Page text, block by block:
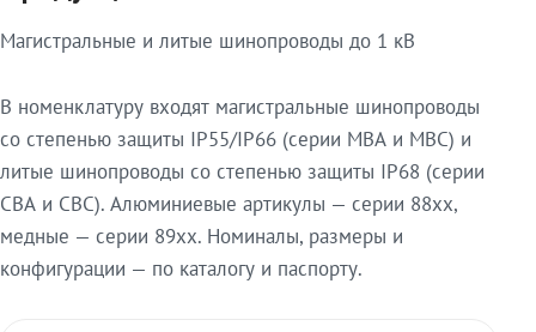
Магистральные и литые шинопроводы до 1 кВ
В номенклатуру входят магистральные шинопроводы
со степенью защиты IP55/IP66 (серии МВА и МВС) и
литые шинопроводы со степенью защиты IP68 (серии
СВА и СВС). Алюминиевые артикулы — серии 88xx,
медные — серии 89xx. Номиналы, размеры и
конфигурации — по каталогу и паспорту.